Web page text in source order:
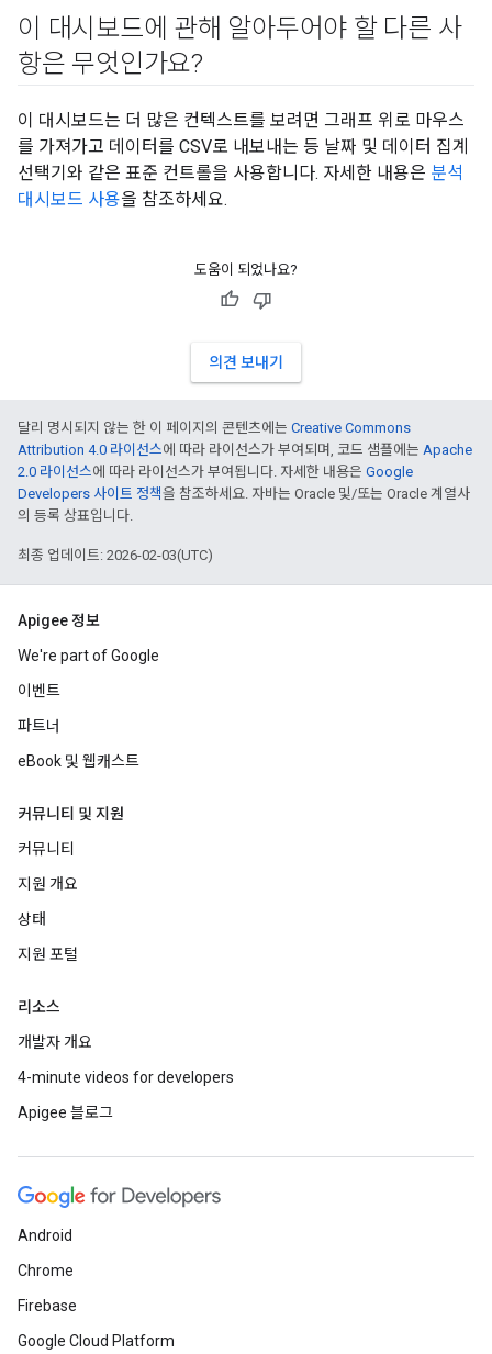
이 대시보드에 관해 알아두어야 할 다른 사
항은 무엇인가요?
이 대시보드는 더 많은 컨텍스트를 보려면 그래프 위로 마우스
를 가져가고 데이터를 CSV로 내보내는 등 날짜 및 데이터 집계
선택기와 같은 표준 컨트롤을 사용합니다. 자세한 내용은 분석
대시보드 사용을 참조하세요.
도움이 되었나요?
의견 보내기
달리 명시되지 않는 한 이 페이지의 콘텐츠에는 Creative Commons
Attribution 4.0 라이선스에 따라 라이선스가 부여되며, 코드 샘플에는 Apache
2.0 라이선스에 따라 라이선스가 부여됩니다. 자세한 내용은 Google
Developers 사이트 정책을 참조하세요. 자바는 Oracle 및/또는 Oracle 계열사
의 등록 상표입니다.
최종 업데이트: 2026-02-03(UTC)
Apigee 정보
We're part of Google
이벤트
파트너
eBook 및 웹캐스트
커뮤니티 및 지원
커뮤니티
지원 개요
상태
지원 포털
리소스
개발자 개요
4-minute videos for developers
Apigee 블로그
Android
Chrome
Firebase
Google Cloud Platform